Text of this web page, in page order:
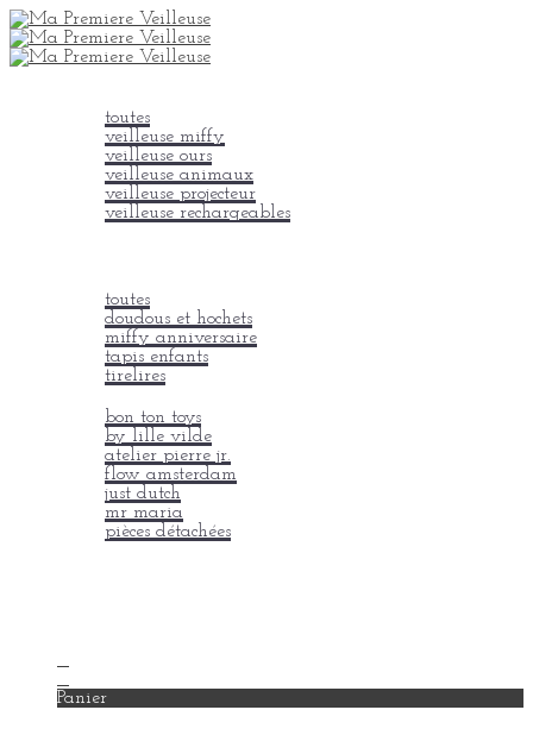
toutes
veilleuse miffy
veilleuse ours
veilleuse animaux
veilleuse projecteur
veilleuse rechargeables
toutes
doudous et hochets
miffy anniversaire
tapis enfants
tirelires
bon ton toys
by lille vilde
atelier pierre jr.
flow amsterdam
just dutch
mr maria
pièces détachées
Panier